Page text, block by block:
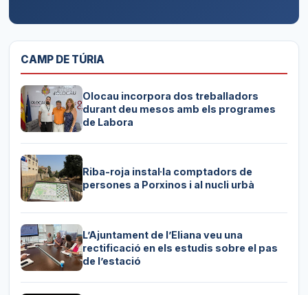
CAMP DE TÚRIA
Olocau incorpora dos treballadors
durant deu mesos amb els programes
de Labora
Riba-roja instal·la comptadors de
persones a Porxinos i al nucli urbà
L’Ajuntament de l’Eliana veu una
rectificació en els estudis sobre el pas
de l’estació